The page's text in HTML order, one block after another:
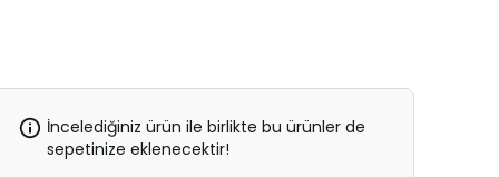
İncelediğiniz ürün ile birlikte bu ürünler de
sepetinize eklenecektir!